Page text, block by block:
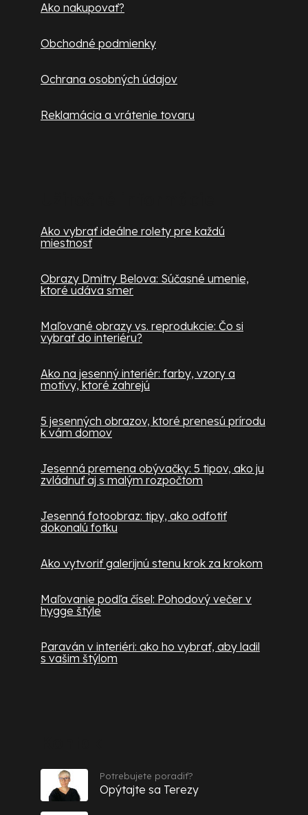
Ako nakupovať?
Obchodné podmienky
Ochrana osobných údajov
Reklamácia a vrátenie tovaru
Ako vybrať ideálne rolety pre každú
miestnosť
Obrazy Dmitry Belova: Súčasné umenie,
ktoré udáva smer
Maľované obrazy vs. reprodukcie: Čo si
vybrať do interiéru?
Ako na jesenný interiér: farby, vzory a
motívy, ktoré zahrejú
5 jesenných obrazov, ktoré prenesú prírodu
k vám domov
Jesenná premena obývačky: 5 tipov, ako ju
zvládnuť aj s malým rozpočtom
Jesenná fotoobraz: tipy, ako odfotiť
dokonalú fotku
Ako vytvoriť galerijnú stenu krok za krokom
Maľovanie podľa čísel: Pohodový večer v
hygge štýle
Paraván v interiéri: ako ho vybrať, aby ladil
s vašim štýlom
Potrebujete poradiť?
Opýtajte sa Terezy